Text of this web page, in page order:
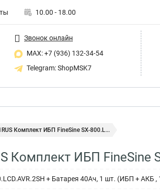
10.00 - 18.00
Звонок онлайн
MAX: +7 (936) 132-34-54
Telegram: ShopMSK7
Комплект ИБП FineSine SX-800.L...
Комплект ИБП FineSine
+ Батарея 40Aч, 1 шт. (ИБП + АКБ ,